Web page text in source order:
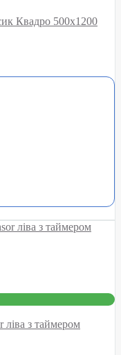
Квадро 500х1200
з таймером